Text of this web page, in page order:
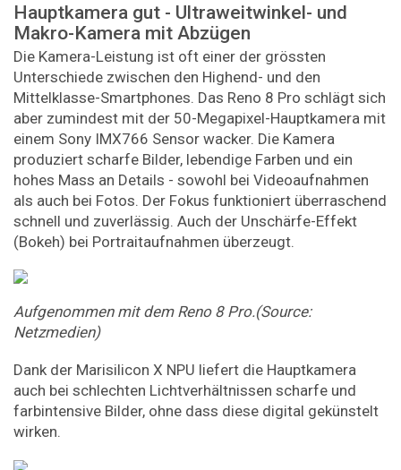
Hauptkamera gut - Ultraweitwinkel- und
Makro-Kamera mit Abzügen
Die Kamera-Leistung ist oft einer der grössten
Unterschiede zwischen den Highend- und den
Mittelklasse-Smartphones. Das Reno 8 Pro schlägt sich
aber zumindest mit der 50-Megapixel-Hauptkamera mit
einem Sony IMX766 Sensor wacker. Die Kamera
produziert scharfe Bilder, lebendige Farben und ein
hohes Mass an Details - sowohl bei Videoaufnahmen
als auch bei Fotos. Der Fokus funktioniert überraschend
schnell und zuverlässig. Auch der Unschärfe-Effekt
(Bokeh) bei Portraitaufnahmen überzeugt.
Aufgenommen mit dem Reno 8 Pro.(Source:
Netzmedien)
Dank der Marisilicon X NPU liefert die Hauptkamera
auch bei schlechten Lichtverhältnissen scharfe und
farbintensive Bilder, ohne dass diese digital gekünstelt
wirken.